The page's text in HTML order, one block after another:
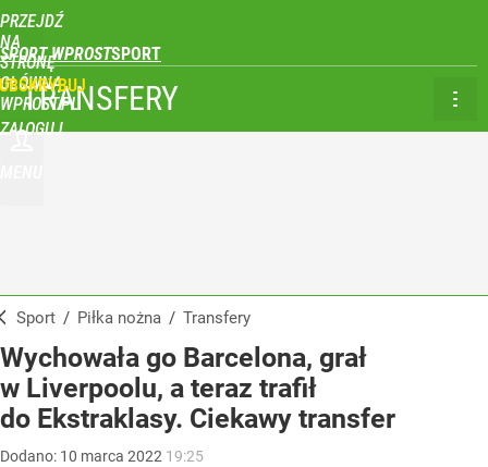
PRZEJDŹ
NA
STRONĘ
GŁÓWNĄ
WPROST.PL
SPORT WPROST
ZALOGUJ
TRANSFERY
Sport / Piłka nożna / Transfery
Wychowała go Barcelona, grał
w Liverpoolu, a teraz trafił
do Ekstraklasy. Ciekawy transfer
Dodano: 10 marca 2022 19:25